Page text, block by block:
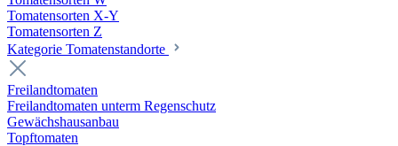
Tomatensorten X-Y
Tomatensorten Z
Kategorie Tomatenstandorte
Freilandtomaten
Freilandtomaten unterm Regenschutz
Gewächshausanbau
Topftomaten